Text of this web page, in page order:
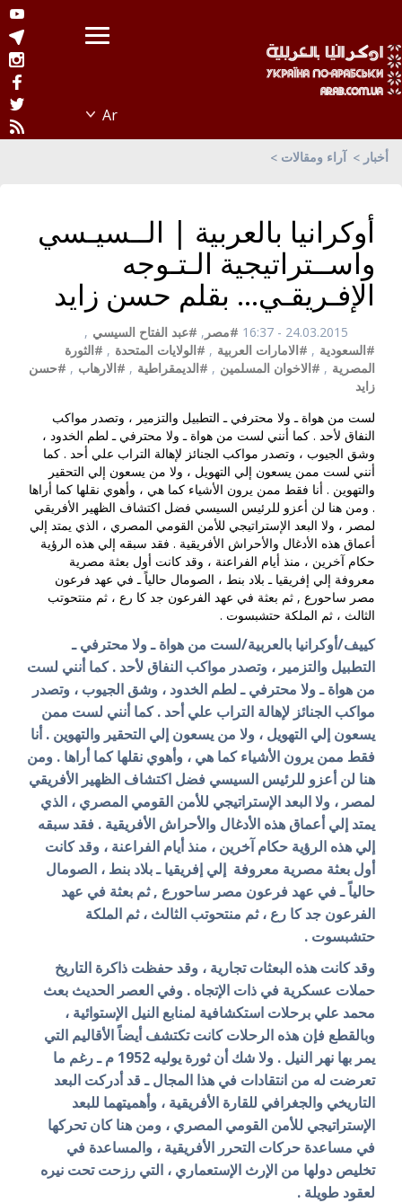
أخبار آراء ومقالات
أوكرانيا بالعربية | الــسيـسي
واســتراتيجية الـتـوجه
الإفـريقـي... بقلم حسن زايد
24.03.2015 - 16:37 #مصر , #عبد الفتاح السيسي ,
#السعودية , #الامارات العربية , #الولايات المتحدة , #الثورة
المصرية , #الاخوان المسلمين , #الديمقراطية , #الارهاب , #حسن
زايد
لست من هواة ـ ولا محترفي ـ التطبيل والتزمير ، وتصدر مواكب
النفاق لأحد . كما أنني لست من هواة ـ ولا محترفي ـ لطم الخدود ،
وشق الجيوب ، وتصدر مواكب الجنائز لإهالة التراب علي أحد . كما
أنني لست ممن يسعون إلي التهويل ، ولا من يسعون إلي التحقير
والتهوين . أنا فقط ممن يرون الأشياء كما هي ، وأهوي نقلها كما أراها
. ومن هنا لن أعزو للرئيس السيسي فضل اكتشاف الظهير الأفريقي
لمصر ، ولا البعد الإستراتيجي للأمن القومي المصري ، الذي يمتد إلي
أعماق هذه الأدغال والأحراش الأفريقية . فقد سبقه إلي هذه الرؤية
حكام آخرين ، منذ أيام الفراعنة ، وقد كانت أول بعثة مصرية
معروفة إلي إفريقيا ـ بلاد بنط ، الصومال حالياً ـ في عهد فرعون
مصر ساحورع , ثم بعثة في عهد الفرعون جد كا رع ، ثم منتحوتب
الثالث ، ثم الملكة حتشبسوت .
كييف/أوكرانيا بالعربية/لست من هواة ـ ولا محترفي ـ
التطبيل والتزمير ، وتصدر مواكب النفاق لأحد . كما أنني لست
من هواة ـ ولا محترفي ـ لطم الخدود ، وشق الجيوب ، وتصدر
مواكب الجنائز لإهالة التراب علي أحد . كما أنني لست ممن
يسعون إلي التهويل ، ولا من يسعون إلي التحقير والتهوين . أنا
فقط ممن يرون الأشياء كما هي ، وأهوي نقلها كما أراها . ومن
هنا لن أعزو للرئيس السيسي فضل اكتشاف الظهير الأفريقي
لمصر ، ولا البعد الإستراتيجي للأمن القومي المصري ، الذي
يمتد إلي أعماق هذه الأدغال والأحراش الأفريقية . فقد سبقه
إلي هذه الرؤية حكام آخرين ، منذ أيام الفراعنة ، وقد كانت
أول بعثة مصرية معروفة إلي إفريقيا ـ بلاد بنط ، الصومال
حالياً ـ في عهد فرعون مصر ساحورع , ثم بعثة في عهد
الفرعون جد كا رع ، ثم منتحوتب الثالث ، ثم الملكة
حتشبسوت .
وقد كانت هذه البعثات تجارية ، وقد حفظت ذاكرة التاريخ
حملات عسكرية في ذات الإتجاه . وفي العصر الحديث بعث
محمد علي برحلات استكشافية لمنابع النيل الإستوائية ،
وبالقطع فإن هذه الرحلات كانت تكتشف أيضاً الأقاليم التي
يمر بها نهر النيل . ولا شك أن ثورة يوليه 1952 م ـ رغم ما
تعرضت له من انتقادات في هذا المجال ـ قد أدركت البعد
التاريخي والجغرافي للقارة الأفريقية ، وأهميتهما للبعد
الإستراتيجي للأمن القومي المصري ، ومن هنا كان تحركها
في مساعدة حركات التحرر الأفريقية ، والمساعدة في
تخليص دولها من الإرث الإستعماري ، التي رزحت تحت نيره
لعقود طويلة .